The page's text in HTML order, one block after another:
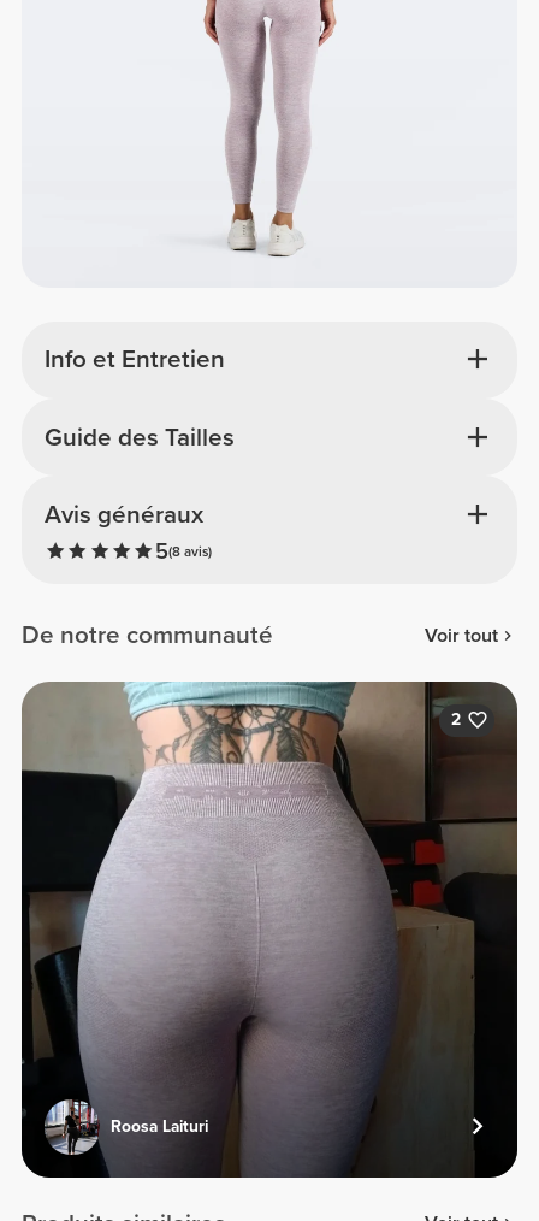
Info et Entretien
Avis généraux
5(8 avis)
Guide des Tailles
De notre communauté Voir tout
2
Roosa Laituri